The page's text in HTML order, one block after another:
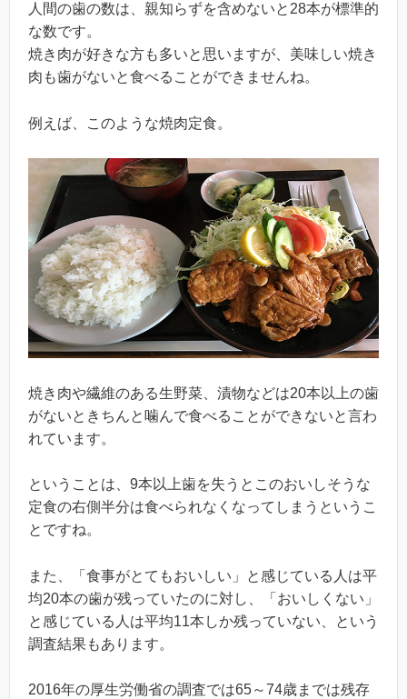
人間の歯の数は、親知らずを含めないと28本が標準的
な数です。
焼き肉が好きな方も多いと思いますが、美味しい焼き
肉も歯がないと食べることができませんね。
例えば、このような焼肉定食。
焼き肉や繊維のある生野菜、漬物などは20本以上の歯
がないときちんと噛んで食べることができないと言わ
れています。
ということは、9本以上歯を失うとこのおいしそうな
定食の右側半分は食べられなくなってしまうというこ
とですね。
また、「食事がとてもおいしい」と感じている人は平
均20本の歯が残っていたのに対し、「おいしくない」
と感じている人は平均11本しか残っていない、という
調査結果もあります。
2016年の厚生労働省の調査では65～74歳までは残存